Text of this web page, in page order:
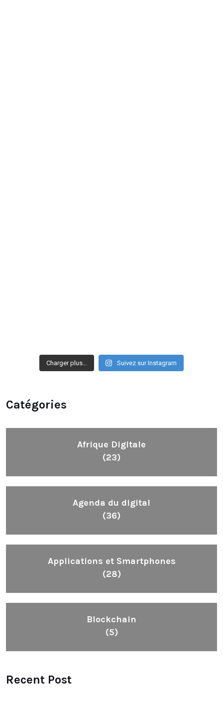
Charger plus… Suivez sur Instagram
Catégories
Afrique Digitale
(23)
Agenda du digital
(36)
Applications et Smartphones
(28)
Blockchain
(5)
Recent Post